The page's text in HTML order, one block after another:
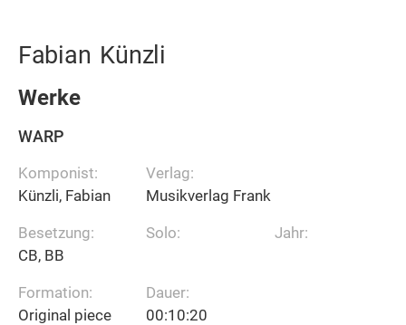
Fabian Künzli
Werke
WARP
Komponist:
Künzli, Fabian
Besetzung:
CB, BB
Formation:
Original piece
Verlag:
Musikverlag Frank
Solo:
Dauer:
00:10:20
Jahr: